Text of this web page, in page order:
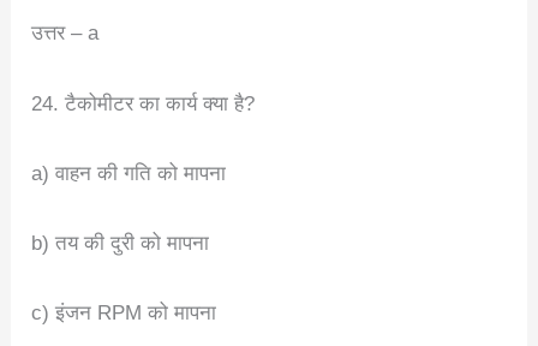
उत्तर – a
24. टैकोमीटर का कार्य क्या है?
a) वाहन की गति को मापना
b) तय की दुरी को मापना
c) इंजन RPM को मापना